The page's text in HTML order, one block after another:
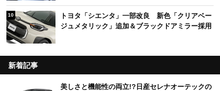
10
トヨタ「シエンタ」一部改良 新色「クリアベー
ジュメタリック」追加＆ブラックドアミラー採用
新着記事
美しさと機能性の両立!?日産セレナオーテックの